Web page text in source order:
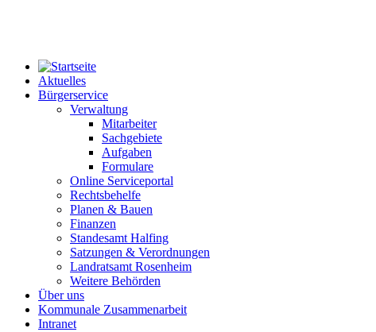
Aktuelles
Bürgerservice
Verwaltung
Mitarbeiter
Sachgebiete
Aufgaben
Formulare
Online Serviceportal
Rechtsbehelfe
Planen & Bauen
Finanzen
Standesamt Halfing
Satzungen & Verordnungen
Landratsamt Rosenheim
Weitere Behörden
Über uns
Kommunale Zusammenarbeit
Intranet